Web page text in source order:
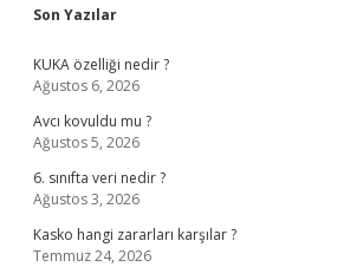
Sidebar
Son Yazılar
KUKA özelliği nedir ?
Ağustos 6, 2026
Avcı kovuldu mu ?
Ağustos 5, 2026
6. sınıfta veri nedir ?
Ağustos 3, 2026
Kasko hangi zararları karşılar ?
Temmuz 24, 2026